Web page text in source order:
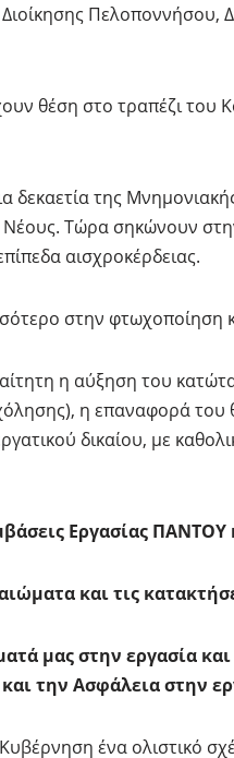
Πελοποννήσου,
θέση στο τραπέζι του
της
Τώρα σηκώνουν
αισχροκέρδειας.
στην φτωχοποίηση
η αύξηση του
η επαναφορά του
δικαίου, με
Εργασίας ΠΑΝΤΟΥ
και τις
μας στην εργασία
την Ασφάλεια στην
ένα ολιστικό